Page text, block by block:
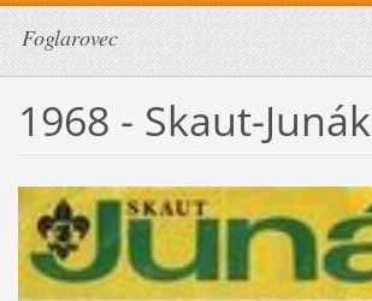
Foglarovec
1968 - Skaut-Junák